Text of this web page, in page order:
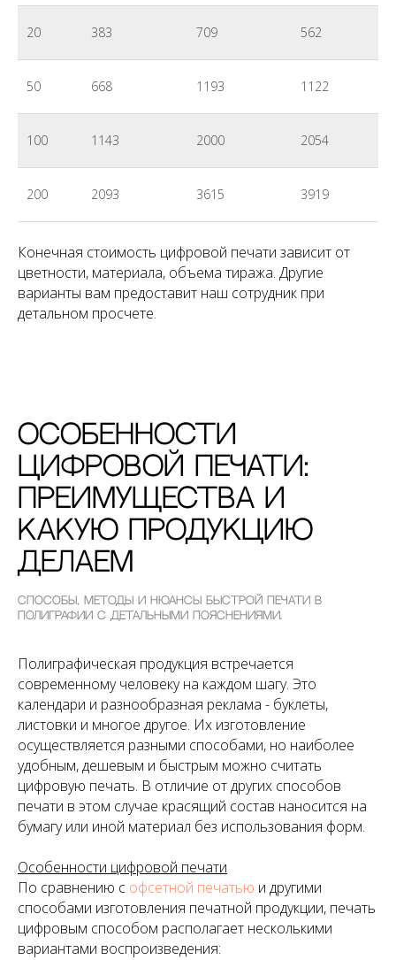
20 383 709 562
50 668 1193 1122
100 1143 2000 2054
200 2093 3615 3919
Конечная стоимость цифровой печати зависит от
цветности, материала, объема тиража. Другие
варианты вам предоставит наш сотрудник при
детальном просчете.
Особенности
цифровой печати:
преимущества и
какую продукцию
Делаем
Способы, методы и нюансы быстрой печати в
полиграфии с детальными пояснениями.
Полиграфическая продукция встречается
современному человеку на каждом шагу. Это
календари и разнообразная реклама - буклеты,
листовки и многое другое. Их изготовление
осуществляется разными способами, но наиболее
удобным, дешевым и быстрым можно считать
цифровую печать. В отличие от других способов
печати в этом случае красящий состав наносится на
бумагу или иной материал без использования форм.
Особенности цифровой печати
По сравнению с офсетной печатью и другими
способами изготовления печатной продукции, печать
цифровым способом располагает несколькими
вариантами воспроизведения: